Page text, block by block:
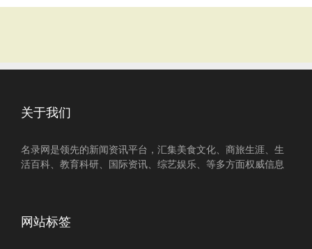
关于我们
名录网是领先的新闻资讯平台，汇集美食文化、商旅生涯、生
活百科、教育科研、国际资讯、综艺娱乐、等多方面权威信息
网站标签